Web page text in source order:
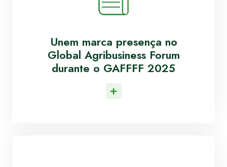
Unem marca presença no
Global Agribusiness Forum
durante o GAFFFF 2025